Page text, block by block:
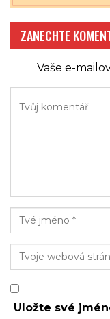
ZANECHTE
Vaše e-
Uložte své